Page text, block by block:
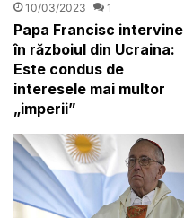
10/03/2023 1
Papa Francisc intervine
în războiul din Ucraina:
Este condus de
interesele mai multor
„imperii”